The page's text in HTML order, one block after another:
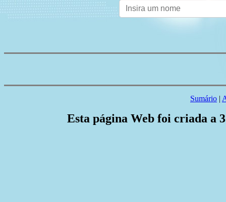
Sumário |
Esta página Web foi criada a